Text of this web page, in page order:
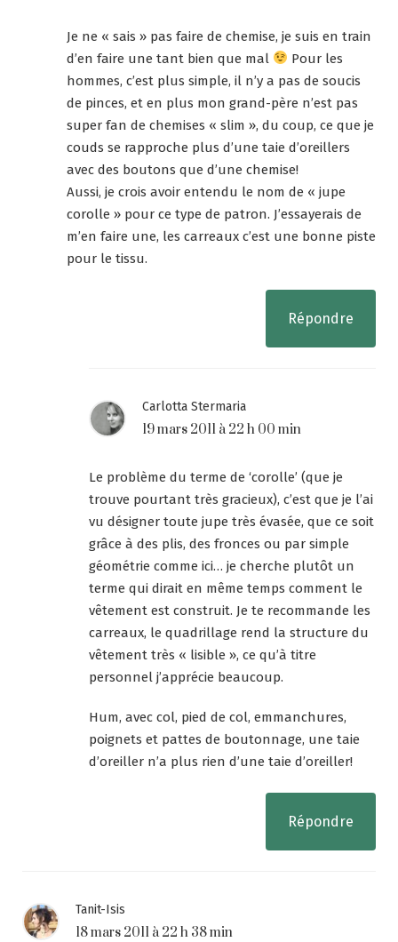
Je ne « sais » pas faire de chemise, je suis en train
d’en faire une tant bien que mal
Pour les
hommes, c’est plus simple, il n’y a pas de soucis
de pinces, et en plus mon grand-père n’est pas
super fan de chemises « slim », du coup, ce que je
couds se rapproche plus d’une taie d’oreillers
avec des boutons que d’une chemise!
Aussi, je crois avoir entendu le nom de « jupe
corolle » pour ce type de patron. J’essayerais de
m’en faire une, les carreaux c’est une bonne piste
pour le tissu.
Répondre
Carlotta Stermaria
19 mars 2011 à 22 h 00 min
Le problème du terme de ‘corolle’ (que je
trouve pourtant très gracieux), c’est que je l’ai
vu désigner toute jupe très évasée, que ce soit
grâce à des plis, des fronces ou par simple
géométrie comme ici… je cherche plutôt un
terme qui dirait en même temps comment le
vêtement est construit. Je te recommande les
carreaux, le quadrillage rend la structure du
vêtement très « lisible », ce qu’à titre
personnel j’apprécie beaucoup.
Hum, avec col, pied de col, emmanchures,
poignets et pattes de boutonnage, une taie
d’oreiller n’a plus rien d’une taie d’oreiller!
Répondre
Tanit-Isis
18 mars 2011 à 22 h 38 min